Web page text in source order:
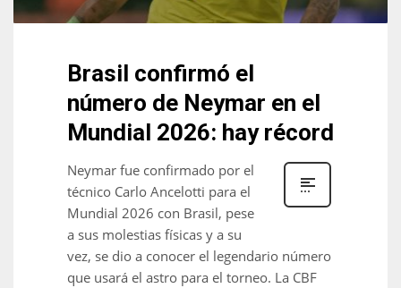
Brasil confirmó el
número de Neymar en el
Mundial 2026: hay récord
Neymar fue confirmado por el
técnico Carlo Ancelotti para el
Mundial 2026 con Brasil, pese
a sus molestias físicas y a su
vez, se dio a conocer el legendario número
que usará el astro para el torneo. La CBF